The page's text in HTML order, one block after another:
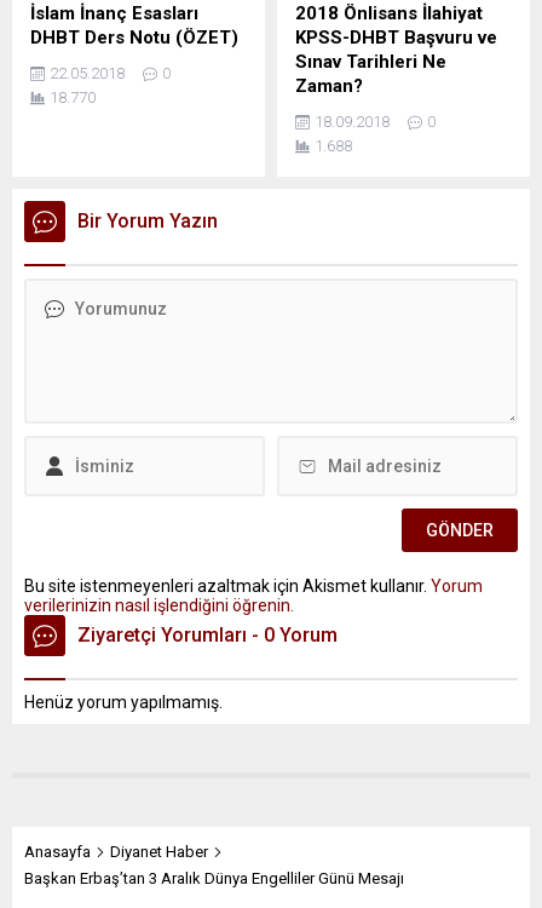
İslam İnanç Esasları
DHBT Ders Notu (ÖZET)
22.05.2018
0
18.770
2018 Önlisans İlahiyat
KPSS-DHBT Başvuru ve
Sınav Tarihleri Ne
Zaman?
18.09.2018
0
1.688
Bir Yorum Yazın
Bu site istenmeyenleri azaltmak için Akismet kullanır. Yorum
verilerinizin nasıl işlendiğini öğrenin.
Ziyaretçi Yorumları - 0 Yorum
Henüz yorum yapılmamış.
Anasayfa
Diyanet Haber
Başkan Erbaş’tan 3 Aralık Dünya Engelliler Günü Mesajı